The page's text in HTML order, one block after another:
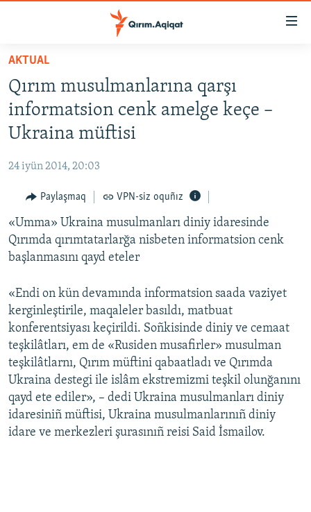
Esas
qaytmaq
Baş
navigatsiyağa
qaytmaq
Qıdıruvğa
qaytmaq
SİYASET
İQTİSADİYAT
MEDENİYET
İNSAN AQLARI
VİDEO
SÜRET
FİKİR
Русский
Українською
QOŞULIÑIZ!
AKTUAL
Qırım musulmanlarına qarşı
informatsion cenk amelge keçe –
Ukraina müftisi
24 iyün 2014, 20:03
Paylaşmaq VPN-siz oquñız
«Umma» Ukraina musulmanları diniy idaresinde
Qırımda qırımtatarlarğa nisbeten informatsion cenk
başlanmasını qayd eteler
«Endi on kün devamında informatsion saada vaziyet
kerginleştirile, maqaleler basıldı, matbuat
konferentsiyası keçirildi. Soñkisinde diniy ve cemaat
teşkilâtları, em de «Rusiden musafirler» musulman
teşkilâtlarnı, Qırım müftini qabaatladı ve Qırımda
Ukraina destegi ile islâm ekstremizmi teşkil olunğanını
qayd ete ediler», – dedi Ukraina musulmanları diniy
idaresiniñ müftisi, Ukraina musulmanlarınıñ diniy
idare ve merkezleri şurasınıñ reisi Said İsmailov.